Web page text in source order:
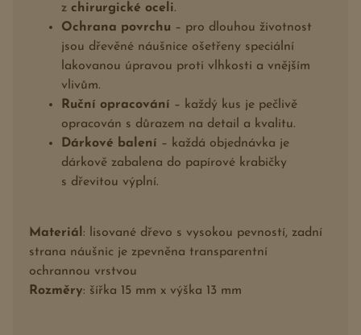
z chirurgické oceli.
Ochrana povrchu – pro dlouhou životnost
jsou dřevěné náušnice ošetřeny speciální
lakovanou úpravou proti vlhkosti a vnějším
vlivům.
Ruční opracování – každý kus je pečlivě
opracován s důrazem na detail a kvalitu.
Dárkové balení – každá objednávka je
dárkově zabalena do papírové krabičky
s dřevitou výplní.
Materiál : lisované dřevo s vysokou pevností, zadní
strana náušnic je zpevněna transparentní
ochrannou vrstvou
Rozměry: šířka 15 mm x výška 13 mm